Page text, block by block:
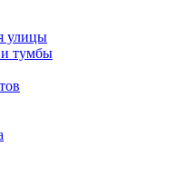
улицы
тумбы